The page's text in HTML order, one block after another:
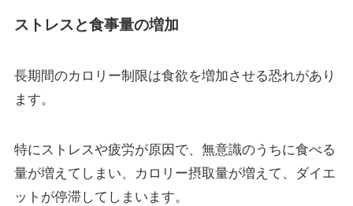
ストレスと食事量の増加
長期間のカロリー制限は食欲を増加させる恐れがあり
ます。
特にストレスや疲労が原因で、無意識のうちに食べる
量が増えてしまい、カロリー摂取量が増えて、ダイエ
ットが停滞してしまいます。